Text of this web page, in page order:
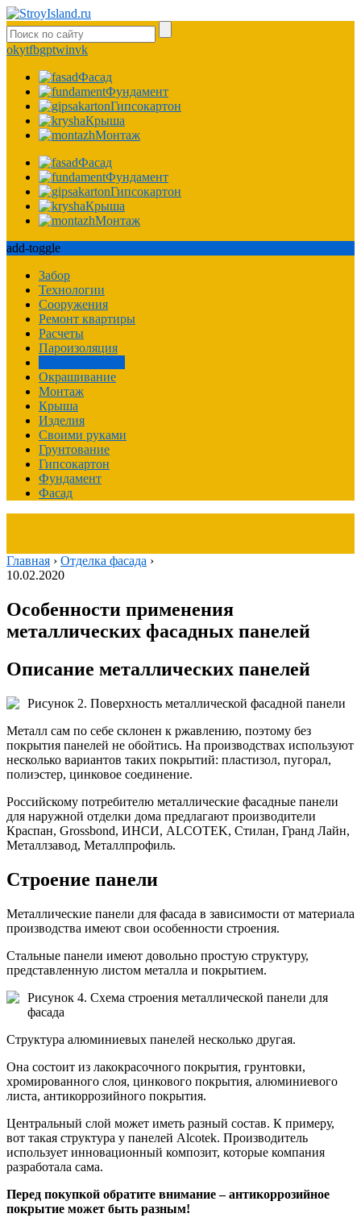
okytfbgptwinvk
Фасад
Фундамент
Гипсокартон
Крыша
Монтаж
Фасад
Фундамент
Гипсокартон
Крыша
Монтаж
add-toggle
Забор
Технологии
Сооружения
Ремонт квартиры
Расчеты
Пароизоляция
Окрашивание
Монтаж
Крыша
Изделия
Своими руками
Грунтование
Гипсокартон
Фундамент
Фасад
Главная › Отделка фасада ›
10.02.2020
Особенности применения
металлических фасадных панелей
Описание металлических панелей
Рисунок 2. Поверхность металлической фасадной панели
Металл сам по себе склонен к ржавлению, поэтому без
покрытия панелей не обойтись. На производствах используют
несколько вариантов таких покрытий: пластизол, пугорал,
полиэстер, цинковое соединение.
Российскому потребителю металлические фасадные панели
для наружной отделки дома предлагают производители
Краспан, Grossbond, ИНСИ, ALCOTEK, Стилан, Гранд Лайн,
Металлзавод, Металлпрофиль.
Строение панели
Металлические панели для фасада в зависимости от материала
производства имеют свои особенности строения.
Стальные панели имеют довольно простую структуру,
представленную листом металла и покрытием.
Рисунок 4. Схема строения металлической панели для
фасада
Структура алюминиевых панелей несколько другая.
Она состоит из лакокрасочного покрытия, грунтовки,
хромированного слоя, цинкового покрытия, алюминиевого
листа, антикоррозийного покрытия.
Центральный слой может иметь разный состав. К примеру,
вот такая структура у панелей Alcotek. Производитель
использует инновационный композит, которые компания
разработала сама.
Перед покупкой обратите внимание – антикоррозийное
покрытие может быть разным!